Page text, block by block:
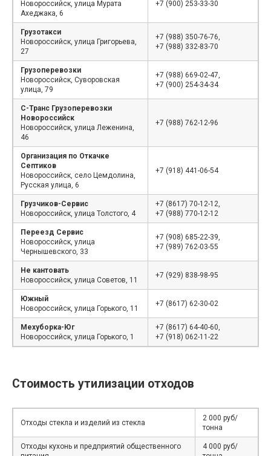
Новороссийск, улица Мурата
Ахеджака, 6
+7 (900) 253-33-30
Грузотакси
Новороссийск, улица Григорьева,
27
+7 (988) 350-76-76,
+7 (988) 332-83-70
Грузоперевозки
Новороссийск, Суворовская
улица, 79
+7 (988) 669-02-47,
+7 (900) 254-34-34
С-Транс Грузоперевозки
Новороссийск
Новороссийск, улица Леженина,
46
+7 (988) 762-12-96
Организация по Откачке
Септиков
Новороссийск, село Цемдолина,
Русская улица, 6
+7 (918) 441-06-54
Грузчиков-Сервис
Новороссийск, улица Толстого, 4
+7 (8617) 70-12-12,
+7 (988) 770-12-12
Переезд Сервис
Новороссийск, улица
Чернышевского, 33
+7 (908) 685-22-39,
+7 (989) 762-03-55
Не кантовать
Новороссийск, улица Советов, 11
+7 (929) 838-98-95
Южный
Новороссийск, улица Горького, 11
+7 (8617) 62-30-02
Мехуборка-Юг
Новороссийск, улица Горького, 1
+7 (8617) 64-40-60,
+7 (918) 062-11-22
Стоимость утилизации отходов
Отходы стекла и изделий из стекла
2 000 руб/
тонна
Отходы кухонь и предприятий общественного
4 000 руб/